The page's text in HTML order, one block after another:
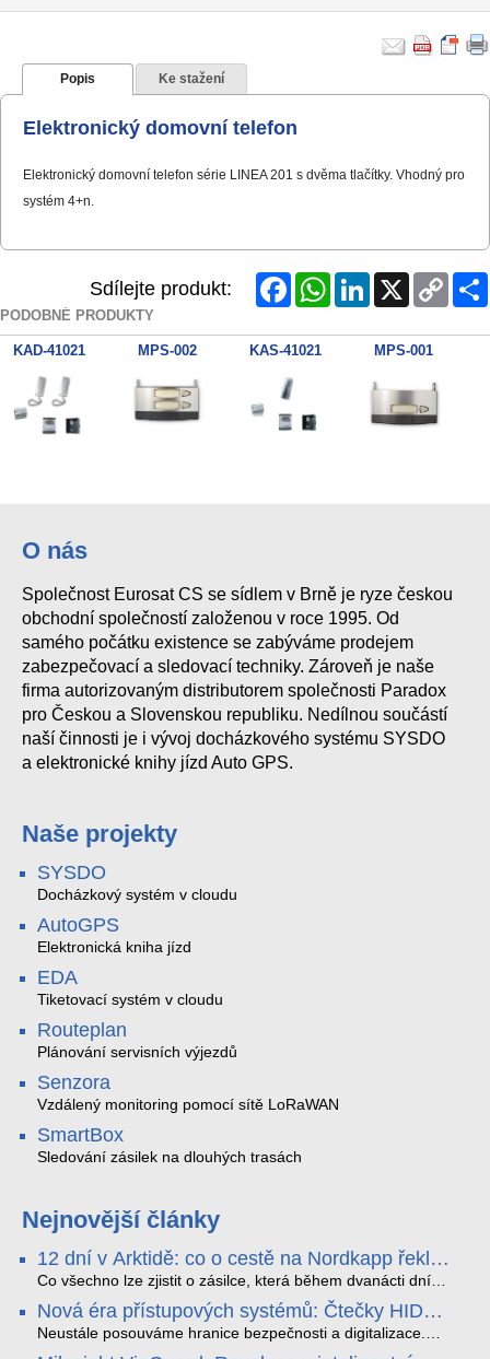
Popis Ke stažení
Elektronický domovní telefon
Elektronický domovní telefon série LINEA 201 s dvěma tlačítky. Vhodný pro
systém 4+n.
Sdílejte produkt: FacebookWhatsAppLinkedInX
Copy
Link
PODOBNÉ PRODUKTY
KAD-41021 MPS-002 KAS-41021 MPS-001
O nás
Společnost Eurosat CS se sídlem v Brně je ryze českou
obchodní společností založenou v roce 1995. Od
samého počátku existence se zabýváme prodejem
zabezpečovací a sledovací techniky. Zároveň je naše
firma autorizovaným distributorem společnosti Paradox
pro Českou a Slovenskou republiku. Nedílnou součástí
naší činnosti je i vývoj docházkového systému SYSDO
a elektronické knihy jízd Auto GPS.
Naše projekty
SYSDO
Docházkový systém v cloudu
AutoGPS
Elektronická kniha jízd
EDA
Tiketovací systém v cloudu
Routeplan
Plánování servisních výjezdů
Senzora
Vzdálený monitoring pomocí sítě LoRaWAN
SmartBox
Sledování zásilek na dlouhých trasách
Nejnovější články
12 dní v Arktidě: co o cestě na Nordkapp řekla
data ze SMARTBOX 2 MAX
Co všechno lze zjistit o zásilce, která během dvanácti dní
projede Arktidou? SMARTBOX 2 MAX jsme vzali na trasu z
Tromsø přes Lofoty, Kirunu a finské Laponsko až na
Nordkapp. Bez jediného dobití, v mrazu až −13 °C a mimo
Nová éra přístupových systémů: Čtečky HID
Signo
Neustále posouváme hranice bezpečnosti a digitalizace.